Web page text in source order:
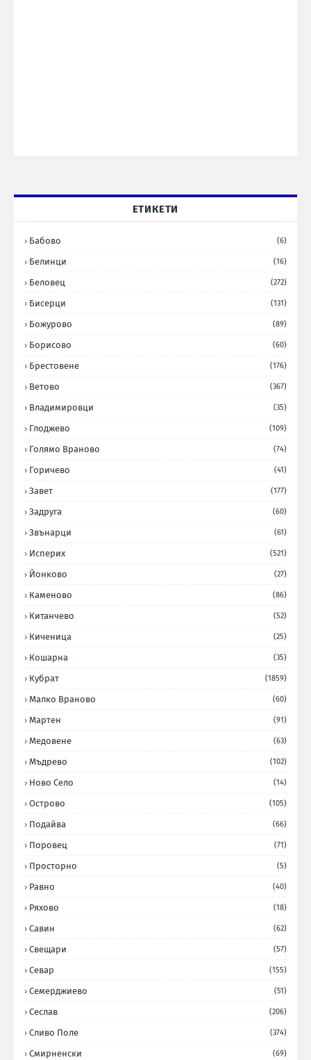
ЕТИКЕТИ
Бабово (6)
Белинци (16)
Беловец (272)
Бисерци (131)
Божурово (89)
Борисово (60)
Брестовене (176)
Ветово (367)
Владимировци (35)
Глоджево (109)
Голямо Враново (74)
Горичево (41)
Завет (177)
Задруга (60)
Звънарци (61)
Исперих (521)
Йонково (27)
Каменово (86)
Китанчево (52)
Киченица (25)
Кошарна (35)
Кубрат (1859)
Малко Враново (60)
Мартен (91)
Медовене (63)
Мъдрево (102)
Ново Село (14)
Острово (105)
Подайва (66)
Поровец (71)
Просторно (5)
Равно (40)
Ряхово (18)
Савин (62)
Свещари (57)
Севар (155)
Семерджиево (51)
Сеслав (206)
Сливо Поле (374)
Смирненски (69)